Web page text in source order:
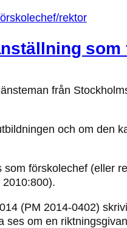
från
och om den
förskolechef (eller
(PM 2014-0402)
ses om en